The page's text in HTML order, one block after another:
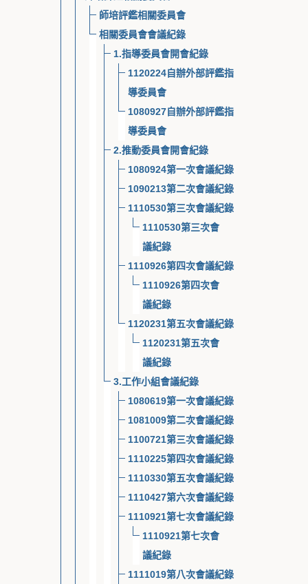
師培評鑑相關委員會
相關委員會會議紀錄
1.指導委員會開會紀錄
1120224自辦外部評鑑指
導委員會
1080927自辦外部評鑑指
導委員會
2.推動委員會開會紀錄
1080924第一次會議紀錄
1090213第二次會議紀錄
1110530第三次會議紀錄
1110530第三次會
議紀錄
1110926第四次會議紀錄
1110926第四次會
議紀錄
1120231第五次會議紀錄
1120231第五次會
議紀錄
3.工作小組會議紀錄
1080619第一次會議紀錄
1081009第二次會議紀錄
1100721第三次會議紀錄
1110225第四次會議紀錄
1110330第五次會議紀錄
1110427第六次會議紀錄
1110921第七次會議紀錄
1110921第七次會
議紀錄
1111019第八次會議紀錄